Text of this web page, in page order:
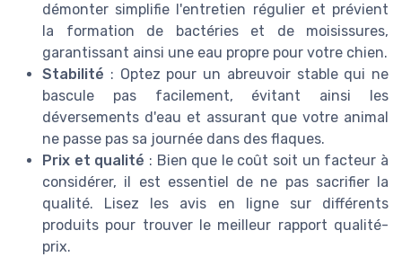
démonter simplifie l'entretien régulier et prévient
la formation de bactéries et de moisissures,
garantissant ainsi une eau propre pour votre chien.
Stabilité : Optez pour un abreuvoir stable qui ne
bascule pas facilement, évitant ainsi les
déversements d'eau et assurant que votre animal
ne passe pas sa journée dans des flaques.
Prix et qualité : Bien que le coût soit un facteur à
considérer, il est essentiel de ne pas sacrifier la
qualité. Lisez les avis en ligne sur différents
produits pour trouver le meilleur rapport qualité-
prix.